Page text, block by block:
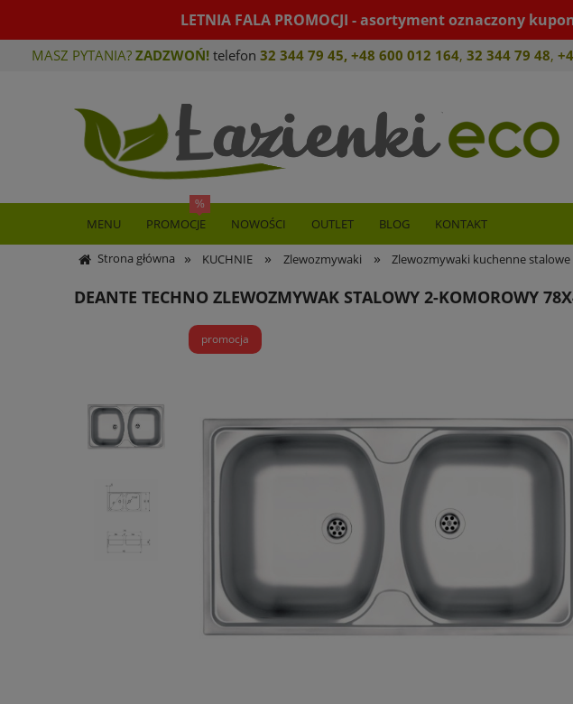
LETNIA FALA PROMOCJI - asortyment oznaczony
MASZ PYTANIA? ZADZWOŃ! telefon 32 344 79 45, +48 600 012 164, 32 344 79 48, +4
MENU PROMOCJE NOWOŚCI OUTLET BLOG KONTAKT
Strona główna » KUCHNIE » Zlewozmywaki » Zlewozmywaki kuchenne
DEANTE TECHNO ZLEWOZMYWAK STALOWY 2-KOMOROWY
promocja